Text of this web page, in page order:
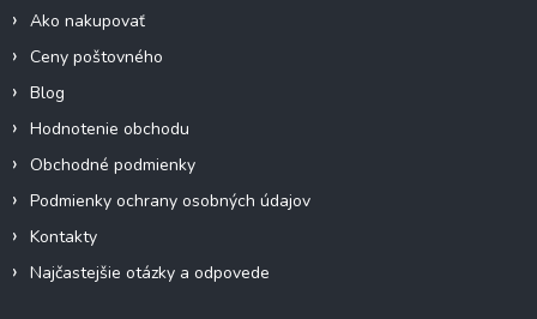
Ako nakupovať
Ceny poštovného
Blog
Hodnotenie obchodu
Obchodné podmienky
Podmienky ochrany osobných údajov
Kontakty
Najčastejšie otázky a odpovede